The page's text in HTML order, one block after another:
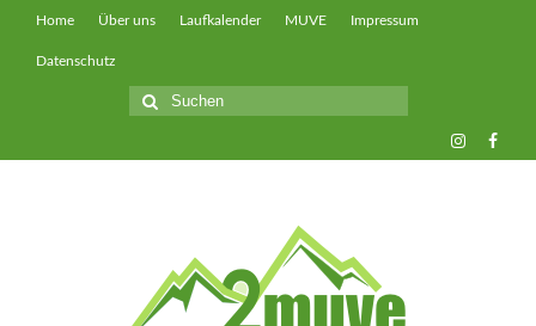
Home Über uns Laufkalender MUVE Impressum
Datenschutz
Suche
nach: